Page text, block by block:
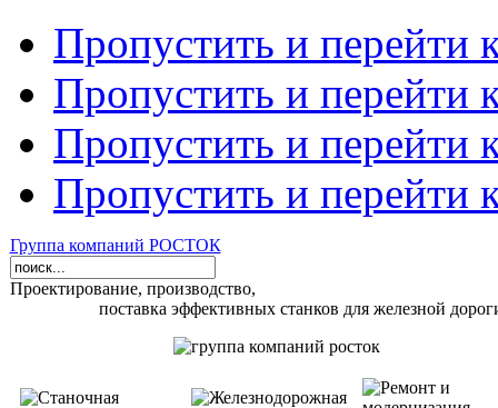
Пропустить и перейти
Пропустить и перейти
Пропустить и перейти
Пропустить и перейти
Группа компаний РОСТОК
Проектирование, производство,
поставка эффективных станков для железной